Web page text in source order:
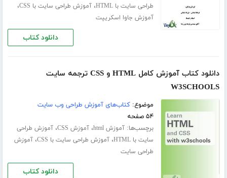
طراحی سایت با HTML
،آموزش طراحی سایت با CSS ،
آموزش جاوا اسکریپت
دانلود کتاب
دانلود کتاب آموزش کامل HTML و CSS ترجمه سایت
W3SCHOOLS
موضوع:کتاب‌های آموزش طراحی وب سایت
۵۴ صفحه
برچسب‌ها:آموزش html ،آموزش CSS ،آموزش طراحی
سایت با HTML
،آموزش طراحی سایت با CSS ،آموزش
طراحی سایت
دانلود کتاب